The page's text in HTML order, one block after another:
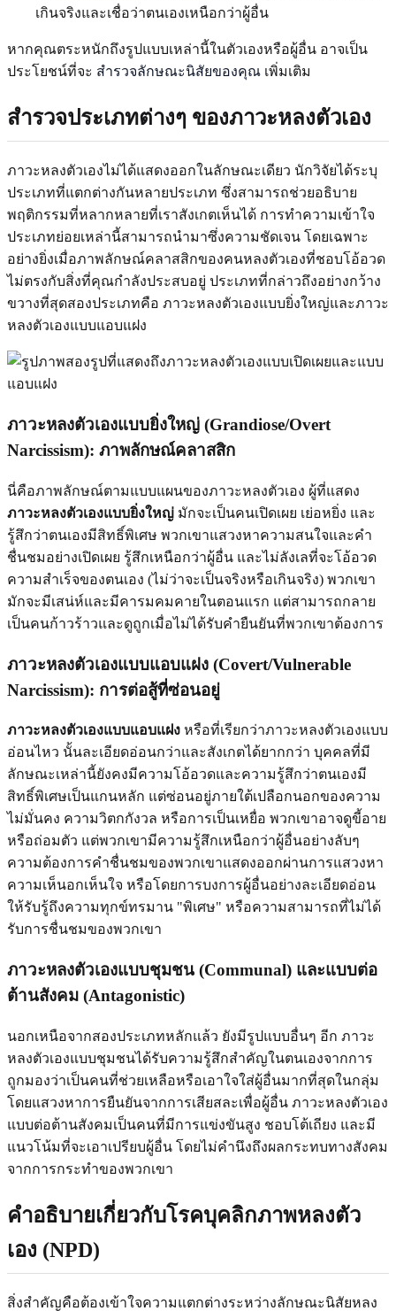
เกินจริงและเชื่อว่าตนเองเหนือกว่าผู้อื่น
หากคุณตระหนักถึงรูปแบบเหล่านี้ในตัวเองหรือผู้อื่น อาจเป็น
ประโยชน์ที่จะ สำรวจลักษณะนิสัยของคุณ เพิ่มเติม
สำรวจประเภทต่างๆ ของภาวะหลงตัวเอง
ภาวะหลงตัวเองไม่ได้แสดงออกในลักษณะเดียว นักวิจัยได้ระบุ
ประเภทที่แตกต่างกันหลายประเภท ซึ่งสามารถช่วยอธิบาย
พฤติกรรมที่หลากหลายที่เราสังเกตเห็นได้ การทำความเข้าใจ
ประเภทย่อยเหล่านี้สามารถนำมาซึ่งความชัดเจน โดยเฉพาะ
อย่างยิ่งเมื่อภาพลักษณ์คลาสสิกของคนหลงตัวเองที่ชอบโอ้อวด
ไม่ตรงกับสิ่งที่คุณกำลังประสบอยู่ ประเภทที่กล่าวถึงอย่างกว้าง
ขวางที่สุดสองประเภทคือ ภาวะหลงตัวเองแบบยิ่งใหญ่และภาวะ
หลงตัวเองแบบแอบแฝง
ภาวะหลงตัวเองแบบยิ่งใหญ่ (Grandiose/Overt
Narcissism): ภาพลักษณ์คลาสสิก
นี่คือภาพลักษณ์ตามแบบแผนของภาวะหลงตัวเอง ผู้ที่แสดง
ภาวะหลงตัวเองแบบยิ่งใหญ่ มักจะเป็นคนเปิดเผย เย่อหยิ่ง และ
รู้สึกว่าตนเองมีสิทธิ์พิเศษ พวกเขาแสวงหาความสนใจและคำ
ชื่นชมอย่างเปิดเผย รู้สึกเหนือกว่าผู้อื่น และไม่ลังเลที่จะโอ้อวด
ความสำเร็จของตนเอง (ไม่ว่าจะเป็นจริงหรือเกินจริง) พวกเขา
มักจะมีเสน่ห์และมีคารมคมคายในตอนแรก แต่สามารถกลาย
เป็นคนก้าวร้าวและดูถูกเมื่อไม่ได้รับคำยืนยันที่พวกเขาต้องการ
ภาวะหลงตัวเองแบบแอบแฝง (Covert/Vulnerable
Narcissism): การต่อสู้ที่ซ่อนอยู่
ภาวะหลงตัวเองแบบแอบแฝง หรือที่เรียกว่าภาวะหลงตัวเองแบบ
อ่อนไหว นั้นละเอียดอ่อนกว่าและสังเกตได้ยากกว่า บุคคลที่มี
ลักษณะเหล่านี้ยังคงมีความโอ้อวดและความรู้สึกว่าตนเองมี
สิทธิ์พิเศษเป็นแกนหลัก แต่ซ่อนอยู่ภายใต้เปลือกนอกของความ
ไม่มั่นคง ความวิตกกังวล หรือการเป็นเหยื่อ พวกเขาอาจดูขี้อาย
หรือถ่อมตัว แต่พวกเขามีความรู้สึกเหนือกว่าผู้อื่นอย่างลับๆ
ความต้องการคำชื่นชมของพวกเขาแสดงออกผ่านการแสวงหา
ความเห็นอกเห็นใจ หรือโดยการบงการผู้อื่นอย่างละเอียดอ่อน
ให้รับรู้ถึงความทุกข์ทรมาน "พิเศษ" หรือความสามารถที่ไม่ได้
รับการชื่นชมของพวกเขา
ภาวะหลงตัวเองแบบชุมชน (Communal) และแบบต่อ
ต้านสังคม (Antagonistic)
นอกเหนือจากสองประเภทหลักแล้ว ยังมีรูปแบบอื่นๆ อีก ภาวะ
หลงตัวเองแบบชุมชนได้รับความรู้สึกสำคัญในตนเองจากการ
ถูกมองว่าเป็นคนที่ช่วยเหลือหรือเอาใจใส่ผู้อื่นมากที่สุดในกลุ่ม
โดยแสวงหาการยืนยันจากการเสียสละเพื่อผู้อื่น ภาวะหลงตัวเอง
แบบต่อต้านสังคมเป็นคนที่มีการแข่งขันสูง ชอบโต้เถียง และมี
แนวโน้มที่จะเอาเปรียบผู้อื่น โดยไม่คำนึงถึงผลกระทบทางสังคม
จากการกระทำของพวกเขา
คำอธิบายเกี่ยวกับโรคบุคลิกภาพหลงตัว
เอง (NPD)
สิ่งสำคัญคือต้องเข้าใจความแตกต่างระหว่างลักษณะนิสัยหลง